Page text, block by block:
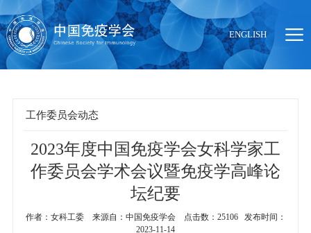
ENGLISH
工作委员会动态
当前位置： 首页 > 组织机构 > 工作委员会动态
2023年度中国免疫学会女科学家工
作委员会学术会议暨免疫学高峰论
坛纪要
作者：女科工委 来源自：中国免疫学会 点击数：25106 发布时间：
2023-11-14